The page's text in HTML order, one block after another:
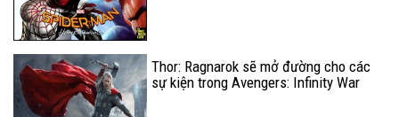
Thor: Ragnarok sẽ mở đường cho các
sự kiện trong Avengers: Infinity War